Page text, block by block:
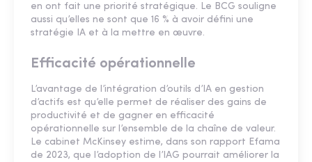
en ont fait une priorité stratégique. Le BCG souligne
aussi qu’elles ne sont que 16 % à avoir défini une
stratégie IA et à la mettre en œuvre.
Efficacité opérationnelle
L’avantage de l’intégration d’outils d’IA en gestion
d’actifs est qu’elle permet de réaliser des gains de
productivité et de gagner en efficacité
opérationnelle sur l’ensemble de la chaîne de valeur.
Le cabinet McKinsey estime, dans son rapport Efama
de 2023, que l’adoption de l’IAG pourrait améliorer la